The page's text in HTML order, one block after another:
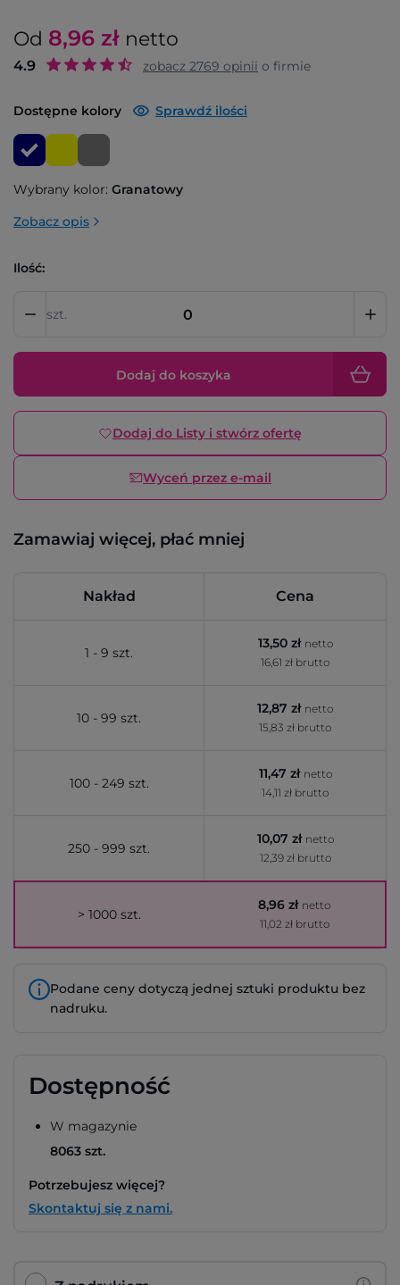
Od 8,96 zł netto
4.9 zobacz 2769 opinii o firmie
Dostępne kolory Sprawdź ilości
Wybrany kolor: Granatowy
Zobacz opis
Ilość:
szt.
Dodaj do koszyka
Dodaj do Listy i stwórz ofertę
Wyceń przez e-mail
Zamawiaj więcej, płać mniej
Nakład Cena
1 - 9 szt.
13,50 zł netto
16,61 zł brutto
10 - 99 szt.
12,87 zł netto
15,83 zł brutto
100 - 249 szt.
11,47 zł netto
14,11 zł brutto
250 - 999 szt.
10,07 zł netto
12,39 zł brutto
> 1000 szt.
8,96 zł netto
11,02 zł brutto
Podane ceny dotyczą jednej sztuki produktu bez
nadruku.
Dostępność
W magazynie
8063 szt.
Potrzebujesz więcej?
Skontaktuj się z nami.